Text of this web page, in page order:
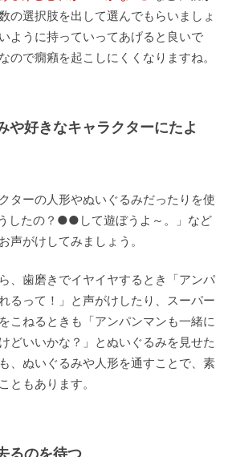
の選択肢を出して選んでもらいましょ
ように持っていってあげると良いで
ので癇癪を起こしにくくなりますね。
や好きなキャラクターにたよ
ターの人形やぬいぐるみだったりを使
したの？●●して遊ぼうよ～。」など
声がけしてみましょう。
、歯磨きでイヤイヤするとき「アンパ
るって！」と声がけしたり、スーパー
こねるときも「アンパンマンも一緒に
どいいかな？」とぬいぐるみを見せた
、ぬいぐるみや人形を通すことで、素
ともあります。
るのを待つ